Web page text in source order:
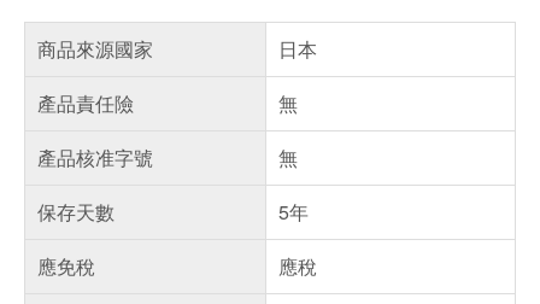
商品來源國家
日本
產品責任險
無
產品核准字號
無
保存天數
5年
應免稅
應稅